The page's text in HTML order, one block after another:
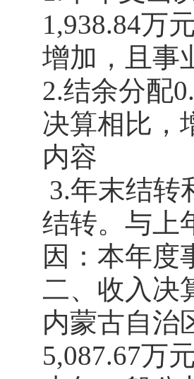
1,938.84万
增加，且事
2.结余分配
决算相比，
内容
3.年末结转
结转。与上
因：本年度
二、收入决
内蒙古自治
5,087.67万